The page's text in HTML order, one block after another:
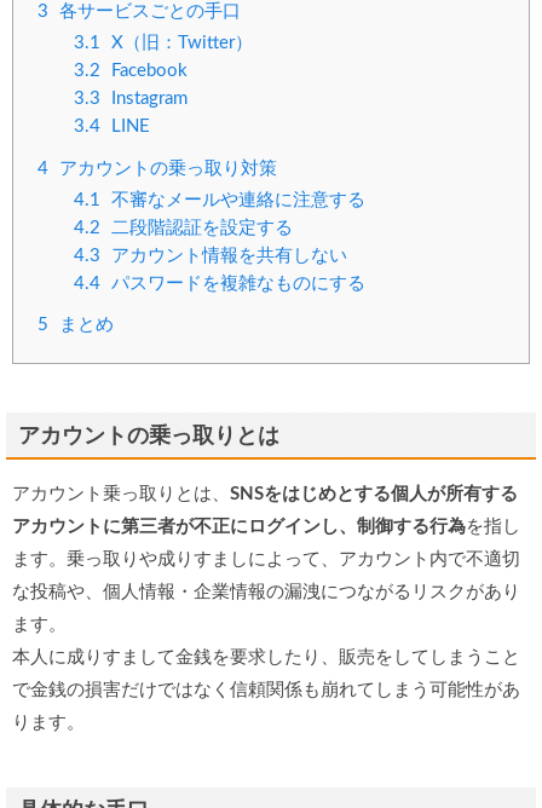
3
各サービスごとの手口
3.1
X（旧：Twitter）
3.2
Facebook
3.3
Instagram
3.4
LINE
4
アカウントの乗っ取り対策
4.1
不審なメールや連絡に注意する
4.2
二段階認証を設定する
4.3
アカウント情報を共有しない
4.4
パスワードを複雑なものにする
5 まとめ
アカウントの乗っ取りとは
アカウント乗っ取りとは、 SNSをはじめとする個人が所有する
アカウントに第三者が不正にログインし、制御する行為を指し
ます。乗っ取りや成りすましによって、アカウント内で不適切
な投稿や、個人情報・企業情報の漏洩につながるリスクがあり
ます。
本人に成りすまして金銭を要求したり、販売をしてしまうこと
で金銭の損害だけではなく信頼関係も崩れてしまう可能性があ
ります。